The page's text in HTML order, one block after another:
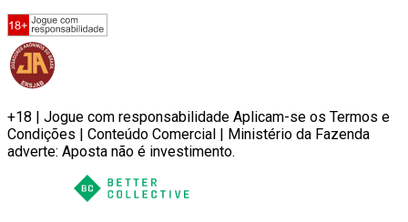
+18 | Jogue com responsabilidade Aplicam-se os Termos e
Condições | Conteúdo Comercial | Ministério da Fazenda
adverte: Aposta não é investimento.